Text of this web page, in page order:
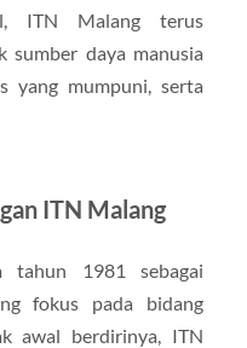
ITN Malang terus
sumber daya manusia
yang mumpuni, serta
ITN Malang
tahun 1981 sebagai
fokus pada bidang
awal berdirinya, ITN